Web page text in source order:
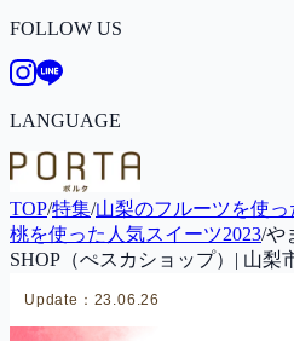
FOLLOW US
LANGUAGE
TOP/特集/山梨のフルーツを使
桃を使った人気スイーツ2023/や
SHOP（ぺスカショップ）| 山梨